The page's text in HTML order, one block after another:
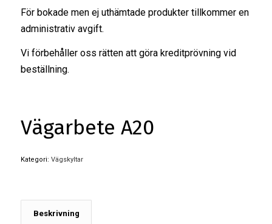
För bokade men ej uthämtade produkter tillkommer en
administrativ avgift.
Vi förbehåller oss rätten att göra kreditprövning vid
beställning.
Vägarbete A20
Kategori: Vägskyltar
Beskrivning